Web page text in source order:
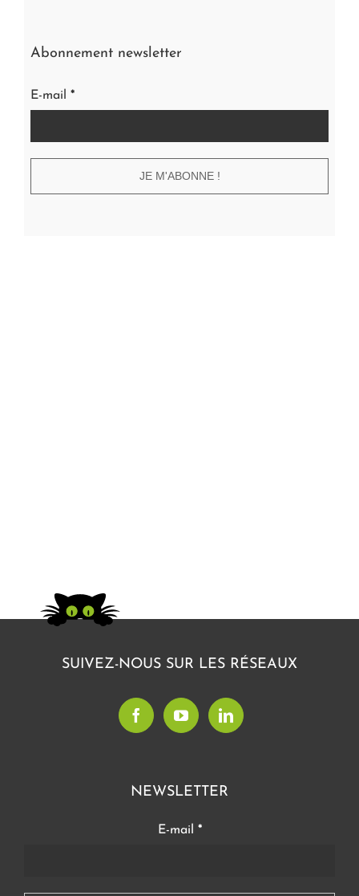
Abonnement newsletter
E-mail *
SUIVEZ-NOUS SUR LES RÉSEAUX
NEWSLETTER
E-mail *